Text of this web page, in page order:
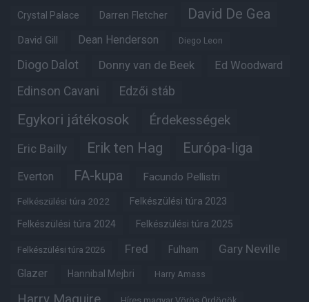
Crystal Palace Darren Fletcher David De Gea
David Gill Dean Henderson Diego Leon
Diogo Dalot Donny van de Beek Ed Woodward
Edinson Cavani Edzői stáb
Egykori játékosok Érdekességek
Eric Bailly Erik ten Hag Európa-liga
Everton FA-kupa Facundo Pellistri
Felkészülési túra 2022 Felkészülési túra 2023
Felkészülési túra 2024 Felkészülési túra 2025
Felkészülési túra 2026 Fred Fulham Gary Neville
Glazer Hannibal Mejbri Harry Amass